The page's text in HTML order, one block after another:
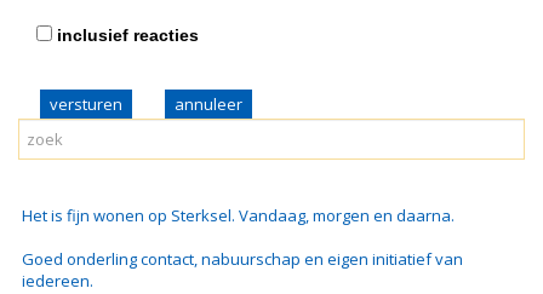
inclusief reacties
versturen
Het is fijn wonen op Sterksel. Vandaag, morgen en daarna.
Goed onderling contact, nabuurschap en eigen initiatief van
iedereen.